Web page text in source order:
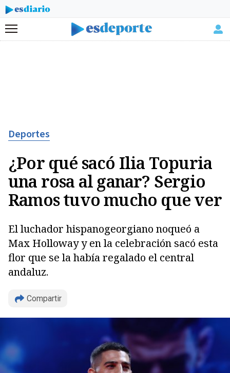
Menú
Deportes
¿Por qué sacó Ilia Topuria
una rosa al ganar? Sergio
Ramos tuvo mucho que ver
El luchador hispanogeorgiano noqueó a
Max Holloway y en la celebración sacó esta
flor que se la había regalado el central
andaluz.
Compartir